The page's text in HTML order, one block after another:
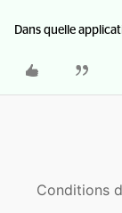
Dans quelle
Conditions